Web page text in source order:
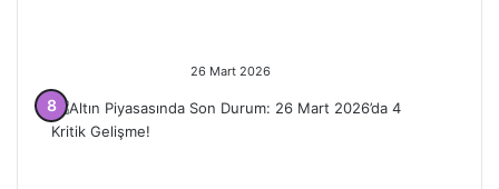
26 Mart 2026